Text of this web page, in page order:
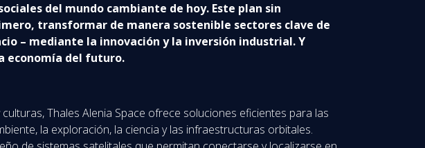
del mundo cambiante de hoy. Este plan sin
transformar de manera sostenible sectores clave de
– mediante la innovación y la inversión industrial. Y
economía del futuro.
Thales Alenia Space ofrece soluciones eficientes para las
la exploración, la ciencia y las infraestructuras orbitales.